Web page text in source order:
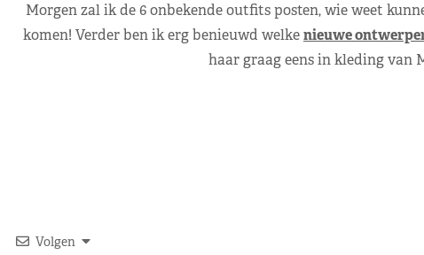
Morgen zal ik de 6 onbekende outfits posten, wie weet
komen! Verder ben ik erg benieuwd welkenieuwe
haar graag eens in kleding van
Volgen